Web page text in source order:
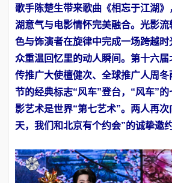
歌手陈楚生带来歌曲《相忘于江湖
湖意气与电影情怀完美融合。光影流
色与饰演者在旋律中完成一场跨越
众重温回忆里的动人瞬间。 第十六届
传推广大使檀健次、全球推广人周
节的经典标志“风车”登台，“风车”
影艺术是世界“第七艺术”。两人再
天，我们和北京有个约会”的诚挚邀约